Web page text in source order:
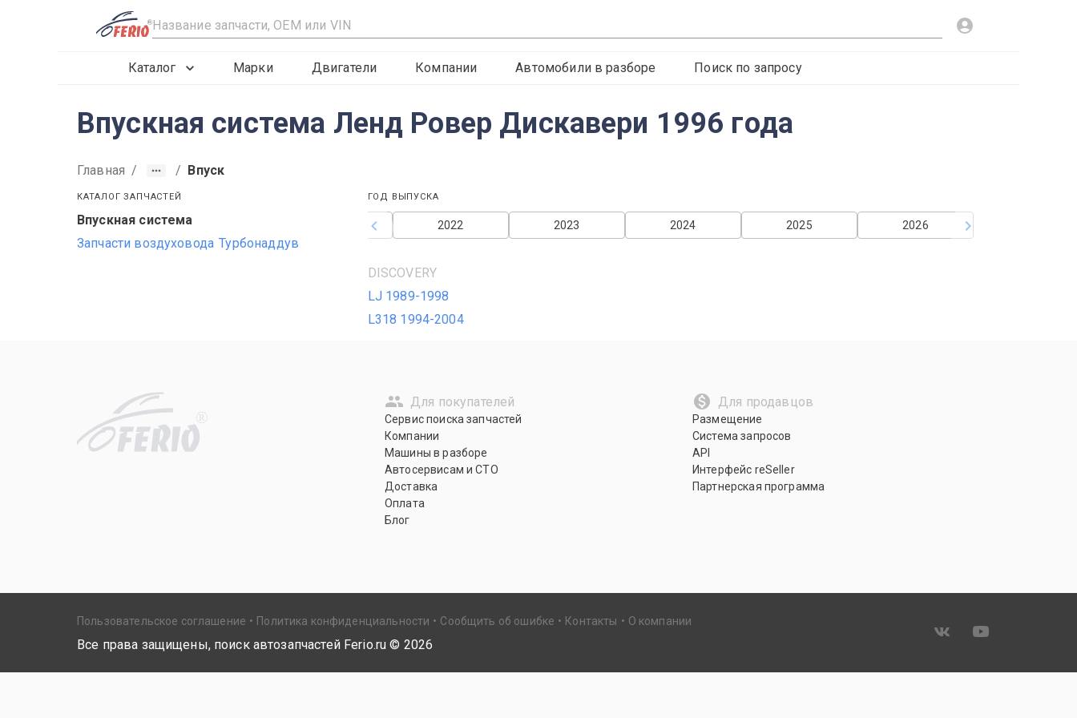
R
Каталог Марки Двигатели Компании Автомобили в разборе Поиск по запросу
Впускная система Ленд Ровер Дискавери 1996 года
Главная / / Впуск
КАТАЛОГ ЗАПЧАСТЕЙ
Впускная система
Запчасти воздуховода Турбонаддув
ГОД ВЫПУСКА
2026
2025
2024
2023
2022
2019
DISCOVERY
LJ 1989-1998
L318 1994-2004
R
Для покупателей
Сервис поиска запчастей
Компании
Машины в разборе
Автосервисам и СТО
Доставка
Оплата
Блог
Для продавцов
Размещение
Система запросов
API
Интерфейс reSeller
Партнерская программа
Пользовательское соглашение Политика конфиденциальности Сообщить об ошибке Контакты О компании
Все права защищены, поиск автозапчастей Ferio.ru © 2026